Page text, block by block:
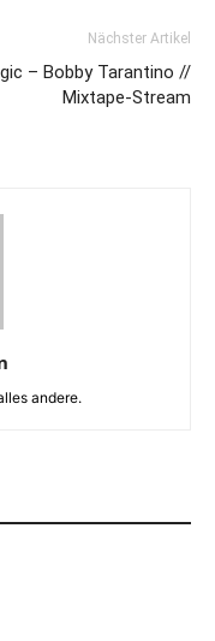
Nächster Artikel
– Bobby Tarantino //
Mixtape-Stream
andere.